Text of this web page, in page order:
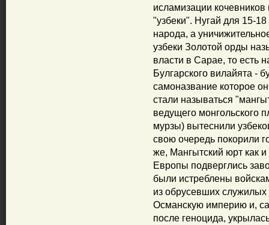
исламизации
"узбеки". Нугай для 15-
народа, а
узбеки Золотой орды
власти в Сарае, то есть
Булгарского вилайята -
самоназвание которое
стали называться
ведущего монгольского
мурзы) вытеснили
свою очередь покорили
же, Мангытский юрт как и
Европы подверглись
были истреблены
из обрусевших служилых
Османскую империю и,
после геноцида,